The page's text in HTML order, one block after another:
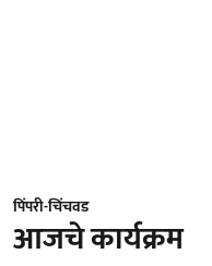
पिंपरी-चिंचवड
आजचे कार्यक्रम